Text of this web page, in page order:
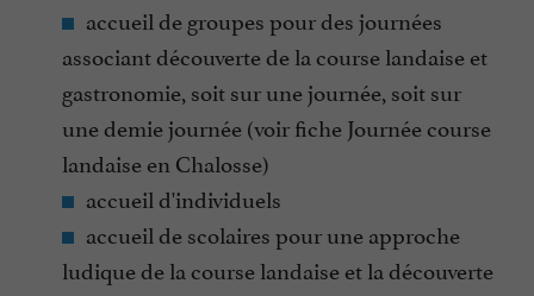
accueil de groupes pour des journées
associant découverte de la course landaise et
gastronomie, soit sur une journée, soit sur
une demie journée (voir fiche Journée course
landaise en Chalosse)
accueil d'individuels
accueil de scolaires pour une approche
ludique de la course landaise et la découverte